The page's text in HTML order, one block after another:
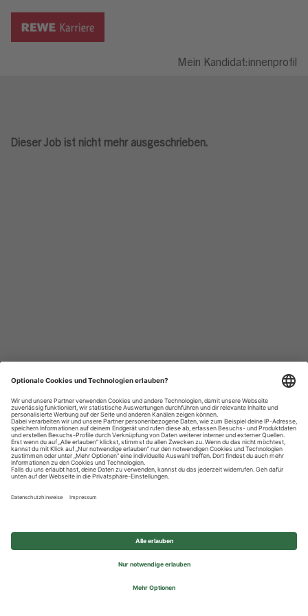
Mein Kandidat:innenprofil
Dieser Job ist nicht mehr ausgeschrieben.
Datenschutzhinweise
Impressum
Privatsphäre-Einstellungen
© 2026 REWE Group - All rights reserved